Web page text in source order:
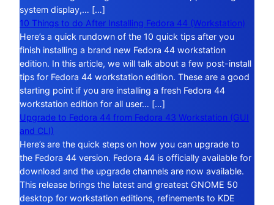
system display,… […]
10 Things to do After Installing Fedora 44 (Workstation)
Here’s a quick rundown of the 10 quick tips after you
finish installing a brand new Fedora 44 workstation
edition. In this article, we will talk about a few post-install
tips for Fedora 44 workstation edition. These are a good
starting point if you are installing a fresh Fedora 44
workstation edition for all user… […]
Upgrade to Fedora 44 from Fedora 43 Workstation (GUI
and CLI)
Here’s are the quick steps on how you can upgrade to
the Fedora 44 version. Fedora 44 is officially available for
download and the upgrade channels are now available.
This release brings the latest and greatest GNOME 50
desktop for workstation editions, refinements to KDE